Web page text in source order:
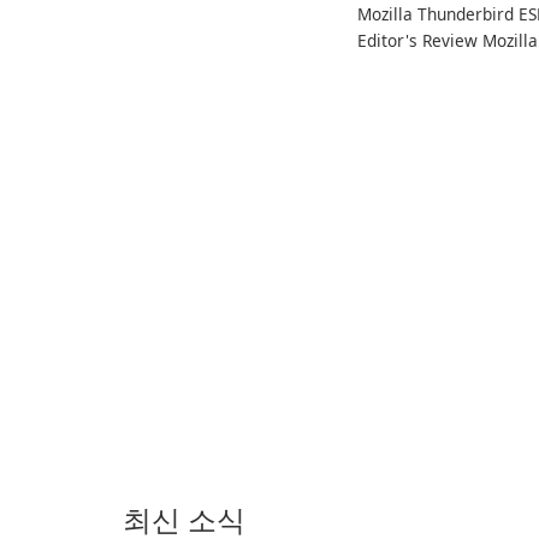
Mozilla Thunderbird
Editor's Review Mozilla
최신 소식